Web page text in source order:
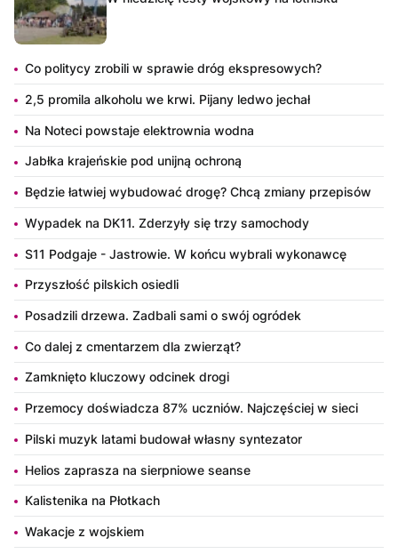
Co politycy zrobili w sprawie dróg ekspresowych?
2,5 promila alkoholu we krwi. Pijany ledwo jechał
Na Noteci powstaje elektrownia wodna
Jabłka krajeńskie pod unijną ochroną
Będzie łatwiej wybudować drogę? Chcą zmiany przepisów
Wypadek na DK11. Zderzyły się trzy samochody
S11 Podgaje - Jastrowie. W końcu wybrali wykonawcę
Przyszłość pilskich osiedli
Posadzili drzewa. Zadbali sami o swój ogródek
Co dalej z cmentarzem dla zwierząt?
Zamknięto kluczowy odcinek drogi
Przemocy doświadcza 87% uczniów. Najczęściej w sieci
Pilski muzyk latami budował własny syntezator
Helios zaprasza na sierpniowe seanse
Kalistenika na Płotkach
Wakacje z wojskiem